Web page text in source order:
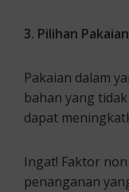
3. Pilihan
Pakaian dalam
bahan yang
dapat
Ingat! Faktor
penanganan